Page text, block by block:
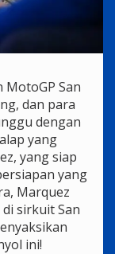
MotoGP San
dan para
dengan
yang
yang siap
yang
Marquez
sirkuit San
ini!